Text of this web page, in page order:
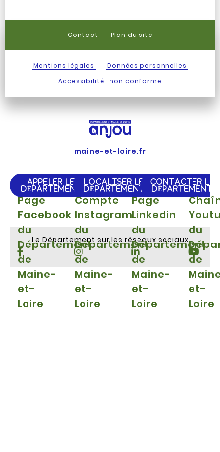
Contact Plan du site
Mentions légales
Données personnelles
Accessibilité : non conforme
maine-et-loire.fr
APPELER LE
DÉPARTEMENT
LOCALISER LE
DÉPARTEMENT
CONTACTER LE
DÉPARTEMENT
Le Département sur les réseaux sociaux
Page
Facebook
du
Département
de
Maine-
et-
Loire
Compte
Instagram
du
Département
de
Maine-
et-
Loire
Page
Linkedin
du
Département
de
Maine-
et-
Loire
du
de
et-
Loire